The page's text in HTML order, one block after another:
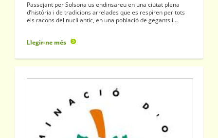
Passejant per Solsona us endinsareu en una ciutat plena
d’història i de tradicions arrelades que es respiren per tots
els racons del nucli antic, en una població de gegants i…
Llegir-ne més